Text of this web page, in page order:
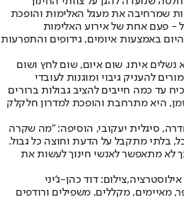
שמרחיבה את מעגל האלימות והופכת
- פעם אחת של אירוע האלימות
באמצעות איומים, גידופים והתפרעות
נשלים איתו. שום איום, שום לחץ ושום
להעניק גיבוי ומוגנות לעובדי
עד כמה חייבים להציב גבולות ברורים
היא מתרחבת והופכת למדרון חלקלק
סיגלית יעקובי, הוסיפה: "מה שקרה
בלתי מתקבל על הדעת וחוצה כל גבול.
לא מתאפשר לאנשי חינוך לעשות את
דוד כהן-ג'יני
מאיימים, מקללים, משפילים ורודפים